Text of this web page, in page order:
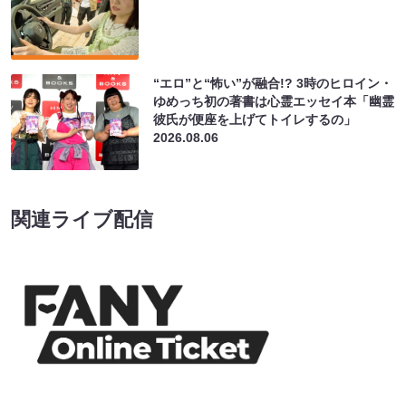
“エロ”と“怖い”が融合!? 3時のヒロイン・
ゆめっち初の著書は心霊エッセイ本「幽霊
彼氏が便座を上げてトイレするの」
2026.08.06
関連ライブ配信